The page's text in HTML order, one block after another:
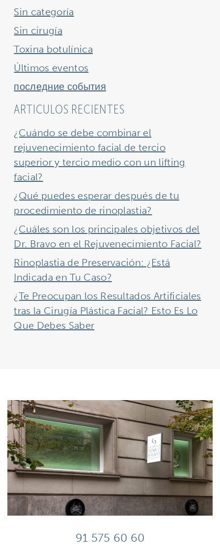
Sin categoría
Sin cirugía
Toxina botulínica
Últimos eventos
последние события
ARTICULOS RECIENTES
¿Cuándo se debe combinar el
rejuvenecimiento facial de tercio
superior y tercio medio con un lifting
facial?
¿Qué puedes esperar después de tu
procedimiento de rinoplastia?
¿Cuáles son los principales objetivos del
Dr. Bravo en el Rejuvenecimiento Facial?
Rinoplastia de Preservación: ¿Está
Indicada en Tu Caso?
¿Te Preocupan los Resultados Artificiales
tras la Cirugía Plástica Facial? Esto Es Lo
Que Debes Saber
91 575 60 60